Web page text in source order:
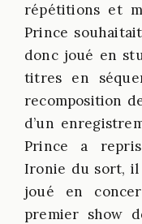
répétitions et
Prince
donc joué en
titres en
recomposition
d’un
Prince a
Ironie du sort, il
joué en
premier show